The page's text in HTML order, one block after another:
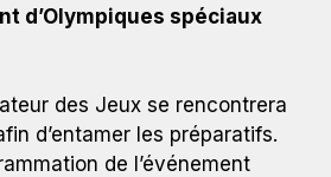
d’Olympiques spéciaux
des Jeux se rencontrera
d’entamer les préparatifs.
de l’événement